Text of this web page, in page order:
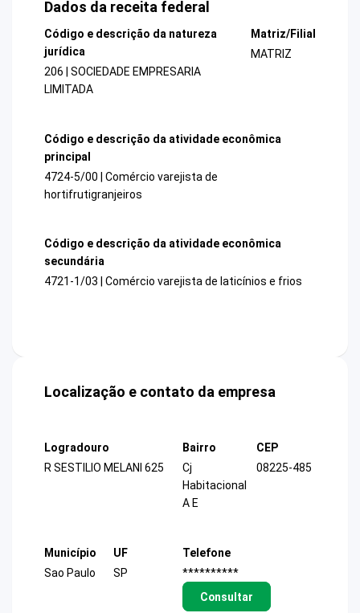
Dados da receita federal
Código e descrição da natureza
jurídica
206 | SOCIEDADE EMPRESARIA
LIMITADA
Matriz/Filial
MATRIZ
Código e descrição da atividade econômica
principal
4724-5/00 | Comércio varejista de
hortifrutigranjeiros
Código e descrição da atividade econômica
secundária
4721-1/03 | Comércio varejista de laticínios e frios
Localização e contato da empresa
Logradouro
R SESTILIO MELANI 625
Bairro
Cj
Habitacional
A E
CEP
08225-485
Município
Sao Paulo
UF
SP
Telefone
**********
Consultar